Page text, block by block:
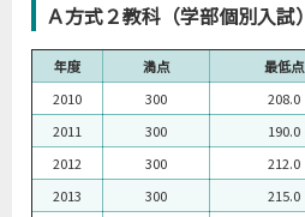
Ａ方式２教科（学部個別入試）
年度 満点 最低点
2010
300 208.0
2011
300 190.0
2012
300 212.0
2013
300 215.0